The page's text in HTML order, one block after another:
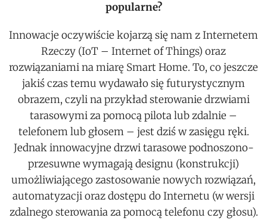
popularne?
Innowacje oczywiście kojarzą się nam z Internetem
Rzeczy (IoT – Internet of Things) oraz
rozwiązaniami na miarę Smart Home. To, co jeszcze
jakiś czas temu wydawało się futurystycznym
obrazem, czyli na przykład sterowanie drzwiami
tarasowymi za pomocą pilota lub zdalnie –
telefonem lub głosem – jest dziś w zasięgu ręki.
Jednak innowacyjne drzwi tarasowe podnoszono-
przesuwne wymagają designu (konstrukcji)
umożliwiającego zastosowanie nowych rozwiązań,
automatyzacji oraz dostępu do Internetu (w wersji
zdalnego sterowania za pomocą telefonu czy głosu).